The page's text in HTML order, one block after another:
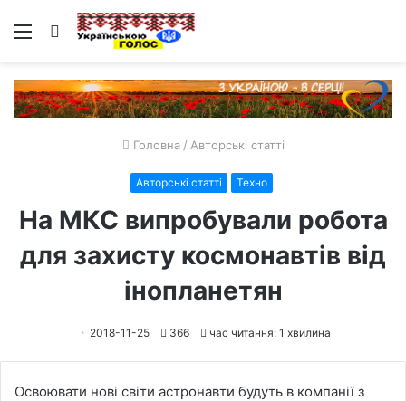
Меню Пошук
Головна / Авторські статті
Авторські статті Техно
На МКС випробували робота
для захисту космонавтів від
інопланетян
2018-11-25 366 час читання: 1 хвилина
Освоювати нові світи астронавти будуть в компанії з